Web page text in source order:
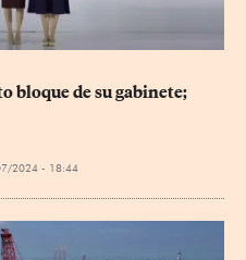
bloque de su gabinete;
2024 - 18:44